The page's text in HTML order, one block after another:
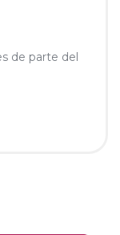
de parte del